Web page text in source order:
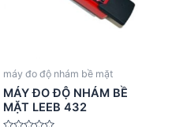
máy đo độ nhám bề mặt
MÁY ĐO ĐỘ NHÁM BỀ
MẶT LEEB 432